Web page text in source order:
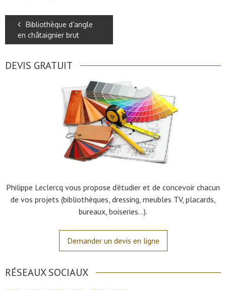
Bibliothèque d’angle
en châtaignier brut
DEVIS GRATUIT
Philippe Leclercq vous propose d’étudier et de concevoir chacun
de vos projets (bibliothèques, dressing, meubles TV, placards,
bureaux, boiseries…).
Demander un devis en ligne
RÉSEAUX SOCIAUX